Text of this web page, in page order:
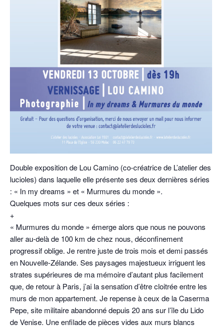
Double exposition de Lou Camino (co-créatrice de L’atelier des
lucioles) dans laquelle elle présente ses deux dernières séries
: « In my dreams » et « Murmures du monde ».
Quelques mots sur ces deux séries :
+
« Murmures du monde » émerge alors que nous ne pouvons
aller au-delà de 100 km de chez nous, déconfinement
progressif oblige. Je rentre juste de trois mois et demi passés
en Nouvelle-Zélande. Ses paysages majestueux irriguent les
strates supérieures de ma mémoire d’autant plus facilement
que, de retour à Paris, j’ai la sensation d’être cloitrée entre les
murs de mon appartement. Je repense à ceux de la Caserma
Pepe, site militaire abandonné depuis 20 ans sur l’île du Lido
de Venise. Une enfilade de pièces vides aux murs blancs